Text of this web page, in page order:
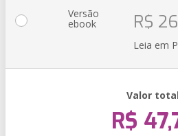
Versão
ebook R$
Leia em
Valor
R$